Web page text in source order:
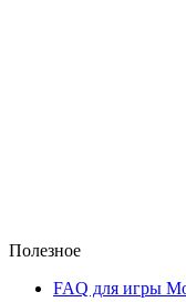
Полезное
FAQ для игры